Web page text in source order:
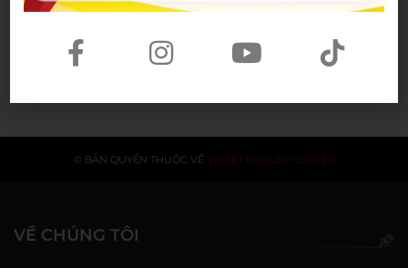
gần 60 năm được công nhận là
20/07/2026
© BẢN QUYỀN THUỘC VỀ WESET ENGLISH CENTER
VỀ CHÚNG TÔI